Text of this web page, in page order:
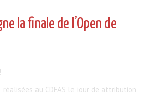
la finale de l’Open de
au CDFAS le jour de attribution